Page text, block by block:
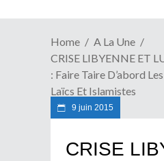
Home
A La Une
CRISE LIBYENNE ET
: Faire Taire D’abord
Laïcs Et Islamistes
9 juin 2015
CRISE